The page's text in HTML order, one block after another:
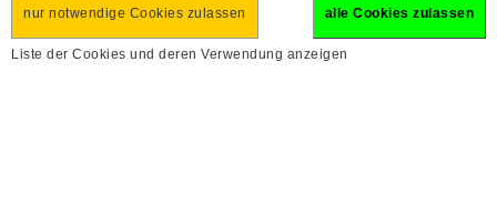
nur notwendige Cookies zulassen alle Cookies zulassen
Liste der Cookies und deren Verwendung anzeigen